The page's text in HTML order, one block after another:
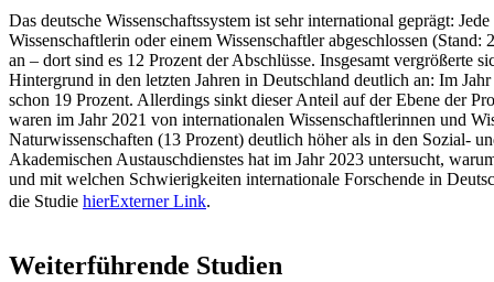
Das deutsche Wissenschaftssystem ist sehr international geprägt:
Wissenschaftlerin oder einem Wissenschaftler abgeschlossen
an – dort sind es 12 Prozent der Abschlüsse. Insgesamt vergrößerte
Hintergrund in den letzten Jahren in Deutschland deutlich an: Im
schon 19 Prozent. Allerdings sinkt dieser Anteil auf der Ebene der
waren im Jahr 2021 von internationalen Wissenschaftlerinnen und
Naturwissenschaften (13 Prozent) deutlich höher als in den Sozial-
Akademischen Austauschdienstes hat im Jahr 2023 untersucht,
und mit welchen Schwierigkeiten internationale Forschende in
die Studie hierExterner Link.
Weiterführende Studien